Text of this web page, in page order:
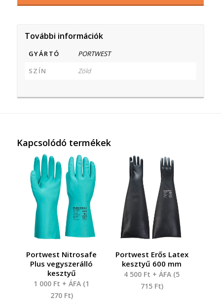
További információk
GYÁRTÓ
PORTWEST
SZÍN
Zöld
Kapcsolódó termékek
Portwest Nitrosafe
Plus vegyszerálló
kesztyű
1 000 Ft + ÁFA (1
270 Ft)
Portwest Erős Latex
kesztyű 600 mm
4 500 Ft + ÁFA (5
715 Ft)